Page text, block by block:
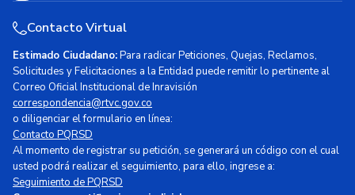
Contacto Virtual
Estimado Ciudadano:Para radicar Peticiones, Quejas, Reclamos,
Solicitudes y Felicitaciones a la Entidad puede remitir lo pertinente al
Correo Oficial Institucional de Inravisión
correspondencia@rtvc.gov.co
o diligenciar el formulario en línea:
Contacto PQRSD
Al momento de registrar su petición, se generará un código con el cual
usted podrá realizar el seguimiento, para ello, ingrese a:
Seguimiento de PQRSD